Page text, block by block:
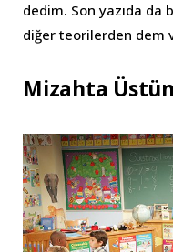
dedim. Son yazıda da
diğer teorilerden dem
Mizahta